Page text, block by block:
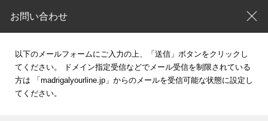
お問い合わせ
以下のメールフォームにご入力の上、「送信」ボタンをクリックし
てください。
ドメイン指定受信などでメール受信を制限されている
方は 「madrigalyourline.jp」からのメールを受信可能な状態に設定し
てください。